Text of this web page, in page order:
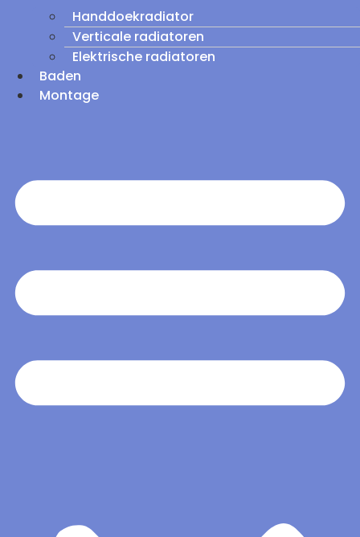
Handdoekradiator
Verticale radiatoren
Elektrische radiatoren
Baden
Montage